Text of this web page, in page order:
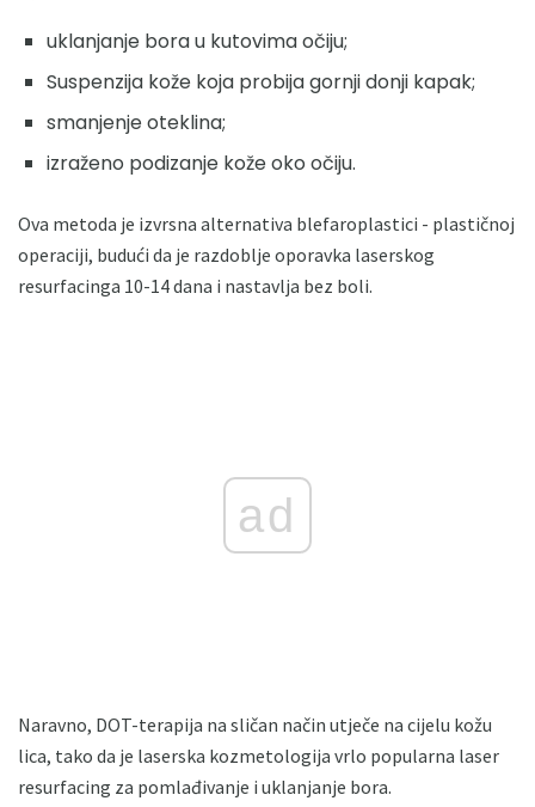
uklanjanje bora u kutovima očiju;
Suspenzija kože koja probija gornji donji kapak;
smanjenje oteklina;
izraženo podizanje kože oko očiju.
Ova metoda je izvrsna alternativa blefaroplastici - plastičnoj
operaciji, budući da je razdoblje oporavka laserskog
resurfacinga 10-14 dana i nastavlja bez boli.
ad
Naravno, DOT-terapija na sličan način utječe na cijelu kožu
lica, tako da je laserska kozmetologija vrlo popularna laser
resurfacing za pomlađivanje i uklanjanje bora.